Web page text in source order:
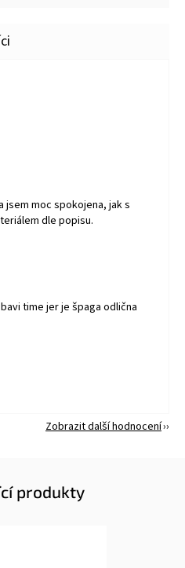
jsem moc spokojena, jak s
dle popisu.
time jer je špaga odlična
Zobrazit další hodnocení
produkty